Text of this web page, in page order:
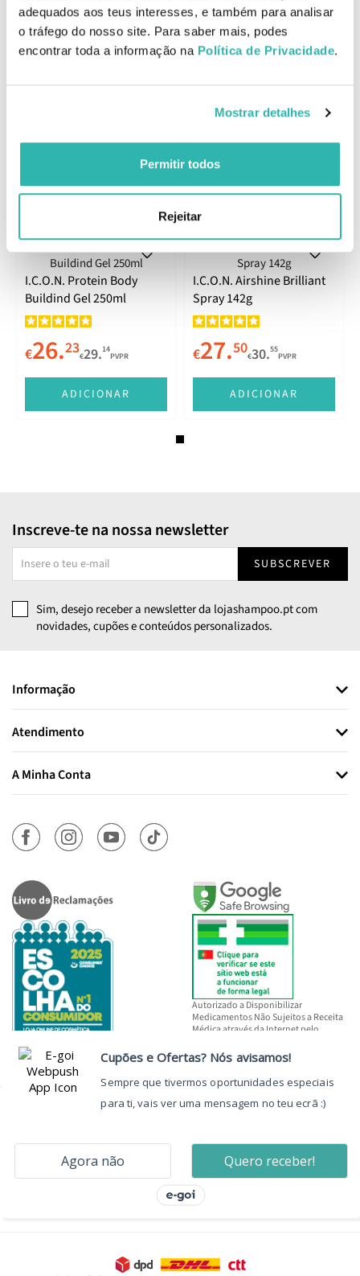
adequados aos teus interesses, e também para analisar
o tráfego do nosso site. Para saber mais, podes
encontrar toda a informação na Política de Privacidade.
Mostrar detalhes
Permitir todos
Rejeitar
Look Curl: aplique no fio de cabelo molhado por secções usando
um pente para distribuir bem o produto. Secar com difusor para
obter volume, sensação de densidade e ondas selvagem.
Controle o frizz e deixe-o perfeito e suave.
Comentários
Produtos Relacionados
I.C.O.N. Protein Body
Buildind Gel 250ml
€26.23€29.14
PVPR
ADICIONAR
I.C.O.N. Airshine Brilliant
Spray 142g
€27.50€30.55
PVPR
ADICIONAR
Inscreve-te na nossa newsletter
SUBSCREVER
Sim, desejo receber a newsletter da lojashampoo.pt com
novidades, cupões e conteúdos personalizados.
Informação
Atendimento
A Minha Conta
Autorizado a Disponibilizar
Medicamentos Não Sujeitos a Receita
Médica através da Internet pelo